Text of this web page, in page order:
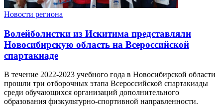
Новости региона
Волейболистки из Искитима представляли
Новосибирскую область на Всероссийской
спартакиаде
В течение 2022-2023 учебного года в Новосибирской области
прошли три отборочных этапа Всероссийской спартакиады
среди обучающихся организаций дополнительного
образования физкультурно-спортивной направленности.